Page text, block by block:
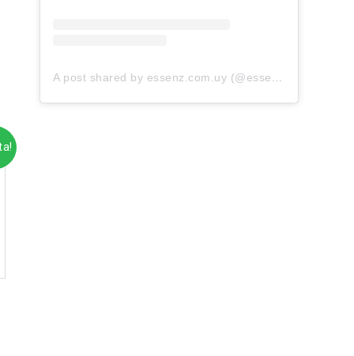
A post shared by essenz.com.uy (@essenz.com.uy)